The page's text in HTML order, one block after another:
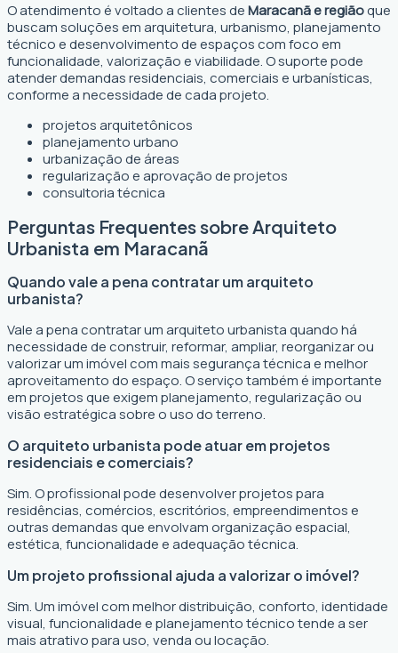
O atendimento é voltado a clientes deMaracanã e regiãoque
buscam soluções em arquitetura, urbanismo, planejamento
técnico e desenvolvimento de espaços com foco em
funcionalidade, valorização e viabilidade. O suporte pode
atender demandas residenciais, comerciais e urbanísticas,
conforme a necessidade de cada projeto.
projetos arquitetônicos
planejamento urbano
urbanização de áreas
regularização e aprovação de projetos
consultoria técnica
Perguntas Frequentes sobre Arquiteto
Urbanista em Maracanã
Quando vale a pena contratar um arquiteto
urbanista?
Vale a pena contratar um arquiteto urbanista quando há
necessidade de construir, reformar, ampliar, reorganizar ou
valorizar um imóvel com mais segurança técnica e melhor
aproveitamento do espaço. O serviço também é importante
em projetos que exigem planejamento, regularização ou
visão estratégica sobre o uso do terreno.
O arquiteto urbanista pode atuar em projetos
residenciais e comerciais?
Sim. O profissional pode desenvolver projetos para
residências, comércios, escritórios, empreendimentos e
outras demandas que envolvam organização espacial,
estética, funcionalidade e adequação técnica.
Um projeto profissional ajuda a valorizar o imóvel?
Sim. Um imóvel com melhor distribuição, conforto, identidade
visual, funcionalidade e planejamento técnico tende a ser
mais atrativo para uso, venda ou locação.